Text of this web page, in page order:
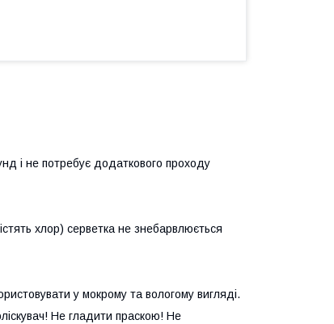
і не потребує додаткового проходу
хлор) серветка не знебарвлюється
у мокрому та вологому вигляді.
Не гладити праскою! Не